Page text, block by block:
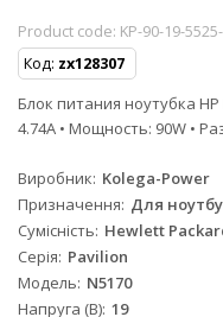
Product code: KP-90-19-
Код: zx128307
Блок питания ноутубка
4.74A • Мощность: 90W •
Виробник Kolega-Power
Призначення Для
Сумісність Hewlett
Серія Pavilion
Модель N5170
Напруга (В) 19